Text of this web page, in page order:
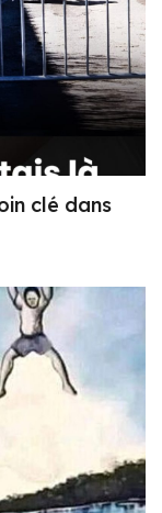
clé dans